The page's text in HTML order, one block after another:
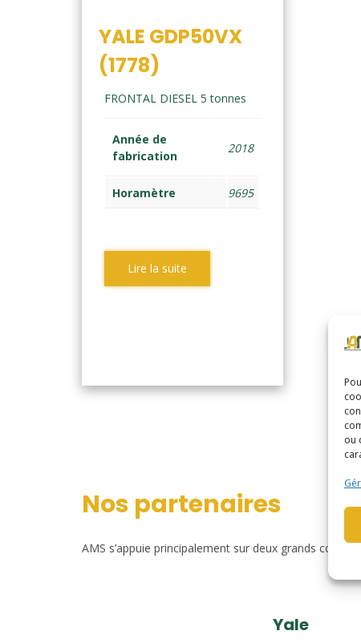
ou
YALE GDP50VX
(1778)
FRONTAL DIESEL 5 tonnes
Année de
fabrication
2018
Horamètre 9695
Lire la suite
Nos partenaires
AMS s’appuie principalement sur deux grands
Yale